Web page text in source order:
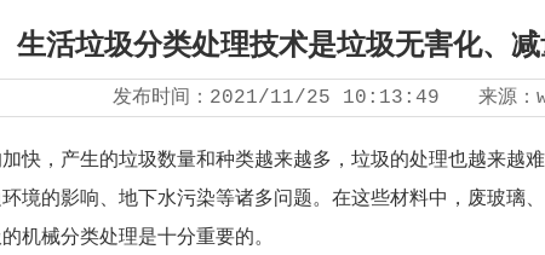
生活垃圾分类处理技术是垃圾无害化、
发布时间： 2021/11/25 10:13:49 来源：
快，产生的垃圾数量和种类越来越多，垃圾的处理也越来
境的影响、地下水污染等诸多问题。在这些材料中，废玻璃
机械分类处理是十分重要的。